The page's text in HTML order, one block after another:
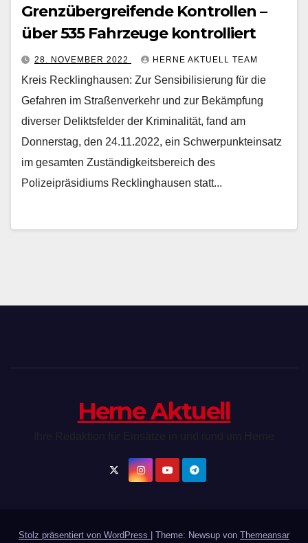
Grenzübergreifende Kontrollen –
über 535 Fahrzeuge kontrolliert
28. NOVEMBER 2022 HERNE AKTUELL TEAM
Kreis Recklinghausen: Zur Sensibilisierung für die
Gefahren im Straßenverkehr und zur Bekämpfung
diverser Deliktsfelder der Kriminalität, fand am
Donnerstag, den 24.11.2022, ein Schwerpunkteinsatz
im gesamten Zuständigkeitsbereich des
Polizeipräsidiums Recklinghausen statt...
Herne Aktuell
Stolz präsentiert von WordPress Theme: Newsup von Themeansar